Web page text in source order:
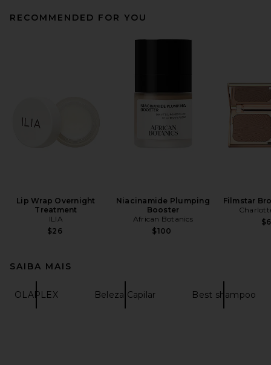
RECOMMENDED FOR YOU
Lip Wrap Overnight
Treatment
ILIA
$26
Niacinamide Plumping
Booster
African Botanics
$100
Filmstar
SAIBA MAIS
OLAPLEX Beleza Capilar Best shampoo